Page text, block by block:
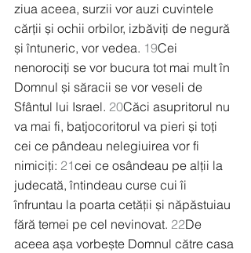
ziua aceea, surzii vor auzi cuvintele
cărții și ochii orbilor, izbăviți de negură
și întuneric, vor vedea. 19Cei
nenorociți se vor bucura tot mai mult în
Domnul și săracii se vor veseli de
Sfântul lui Israel. 20Căci asupritorul nu
va mai fi, batjocoritorul va pieri și toți
cei ce pândeau nelegiuirea vor fi
nimiciți: 21cei ce osândeau pe alții la
judecată, întindeau curse cui îi
înfruntau la poarta cetății și năpăstuiau
fără temei pe cel nevinovat. 22De
aceea așa vorbește Domnul către casa